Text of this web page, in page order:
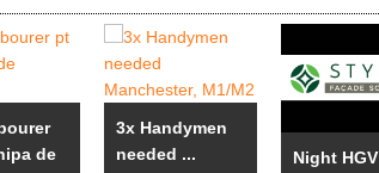
de
3x Handymen
needed ...
Night HGV